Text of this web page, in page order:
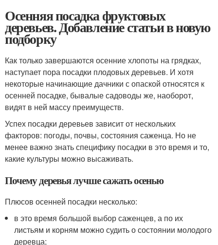
Осенняя посадка фруктовых
деревьев. Добавление статьи в новую
подборку
Как только завершаются осенние хлопоты на грядках,
наступает пора посадки плодовых деревьев. И хотя
некоторые начинающие дачники с опаской относятся к
осенней посадке, бывалые садоводы же, наоборот,
видят в ней массу преимуществ.
Успех посадки деревьев зависит от нескольких
факторов: погоды, почвы, состояния саженца. Но не
менее важно знать специфику посадки в это время и то,
какие культуры можно высаживать.
Почему деревья лучше сажать осенью
Плюсов осенней посадки несколько:
в это время большой выбор саженцев, а по их
листьям и корням можно судить о состоянии молодого
деревца;